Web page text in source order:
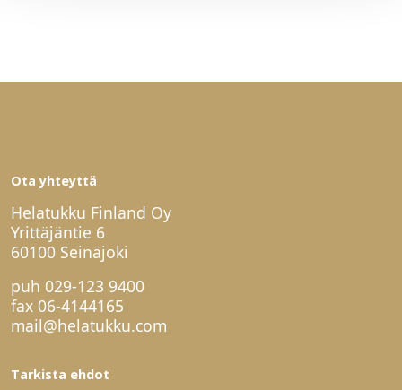
Ota yhteyttä
Helatukku Finland Oy
Yrittäjäntie 6
60100 Seinäjoki
puh 029-123 9400
fax 06-4144165
mail@helatukku.com
Tarkista ehdot